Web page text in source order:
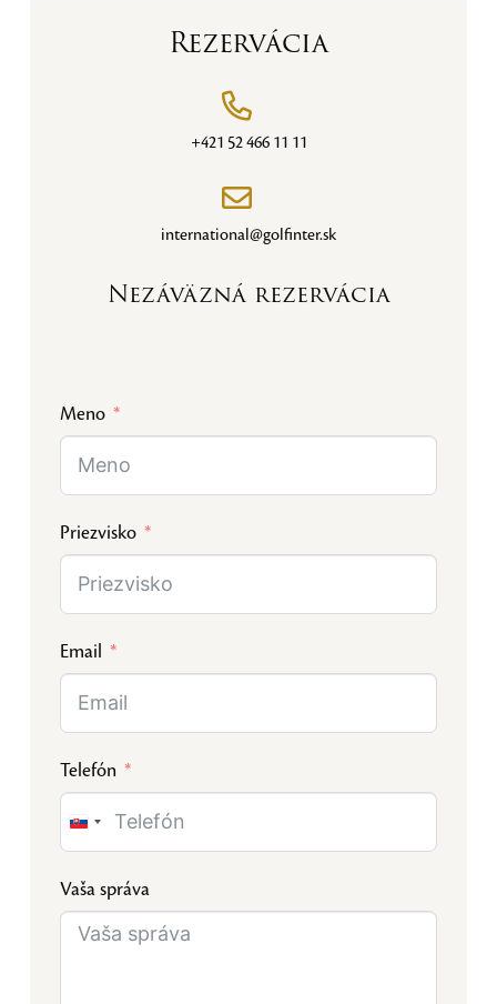
Rezervácia
+421 52 466 11 11
international@golfinter.sk
Nezáväzná rezervácia
Meno
Priezvisko
Email
Telefón
Slovakia
Vaša správa